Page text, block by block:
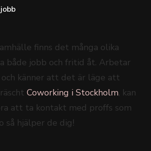
finns det många olika
både jobb och fritid åt. Arbetar
känner att det är läge att
Coworking i Stockholm, kan
att ta kontakt med proffs som
så hjälper de dig!